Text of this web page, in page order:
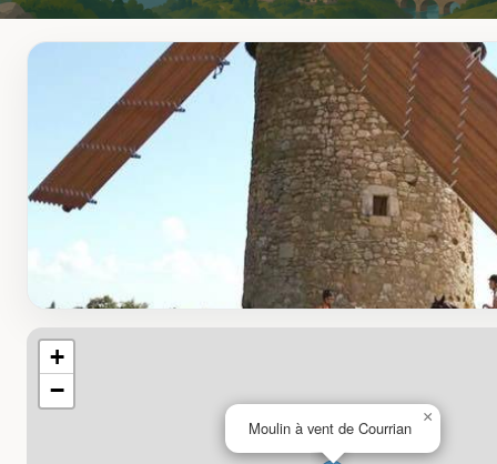
Moulin à vent de Courrian
×
+
−